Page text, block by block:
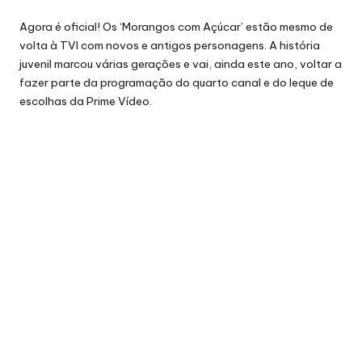
Agora é oficial! Os ‘Morangos com Açúcar’ estão mesmo de
volta à TVI com novos e antigos personagens. A história
juvenil marcou várias gerações e vai, ainda este ano, voltar a
fazer parte da programação do quarto canal e do leque de
escolhas da Prime Vídeo.